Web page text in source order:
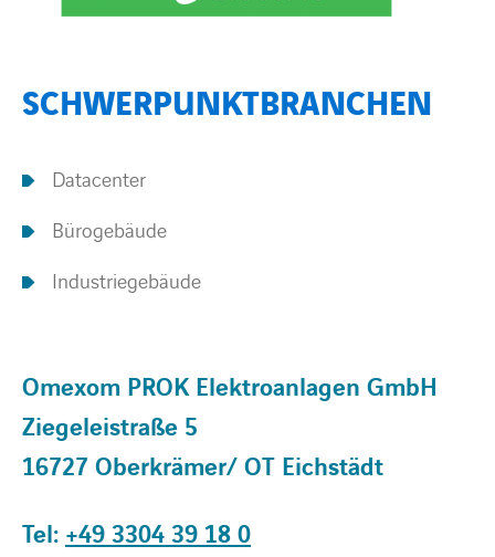
SCHWERPUNKTBRANCHEN
Datacenter
Bürogebäude
Industriegebäude
Omexom PROK Elektroanlagen GmbH
Ziegeleistraße 5
16727 Oberkrämer/ OT Eichstädt
Tel: +49 3304 39 18 0